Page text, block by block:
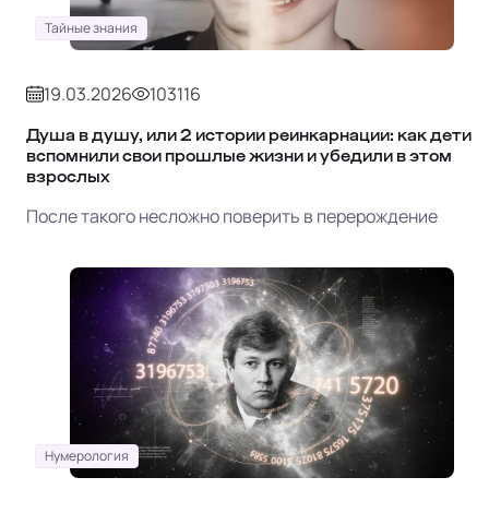
Тайные знания
19.03.2026 103116
Душа в душу, или 2 истории реинкарнации: как дети
вспомнили свои прошлые жизни и убедили в этом
взрослых
После такого несложно поверить в перерождение
Нумерология